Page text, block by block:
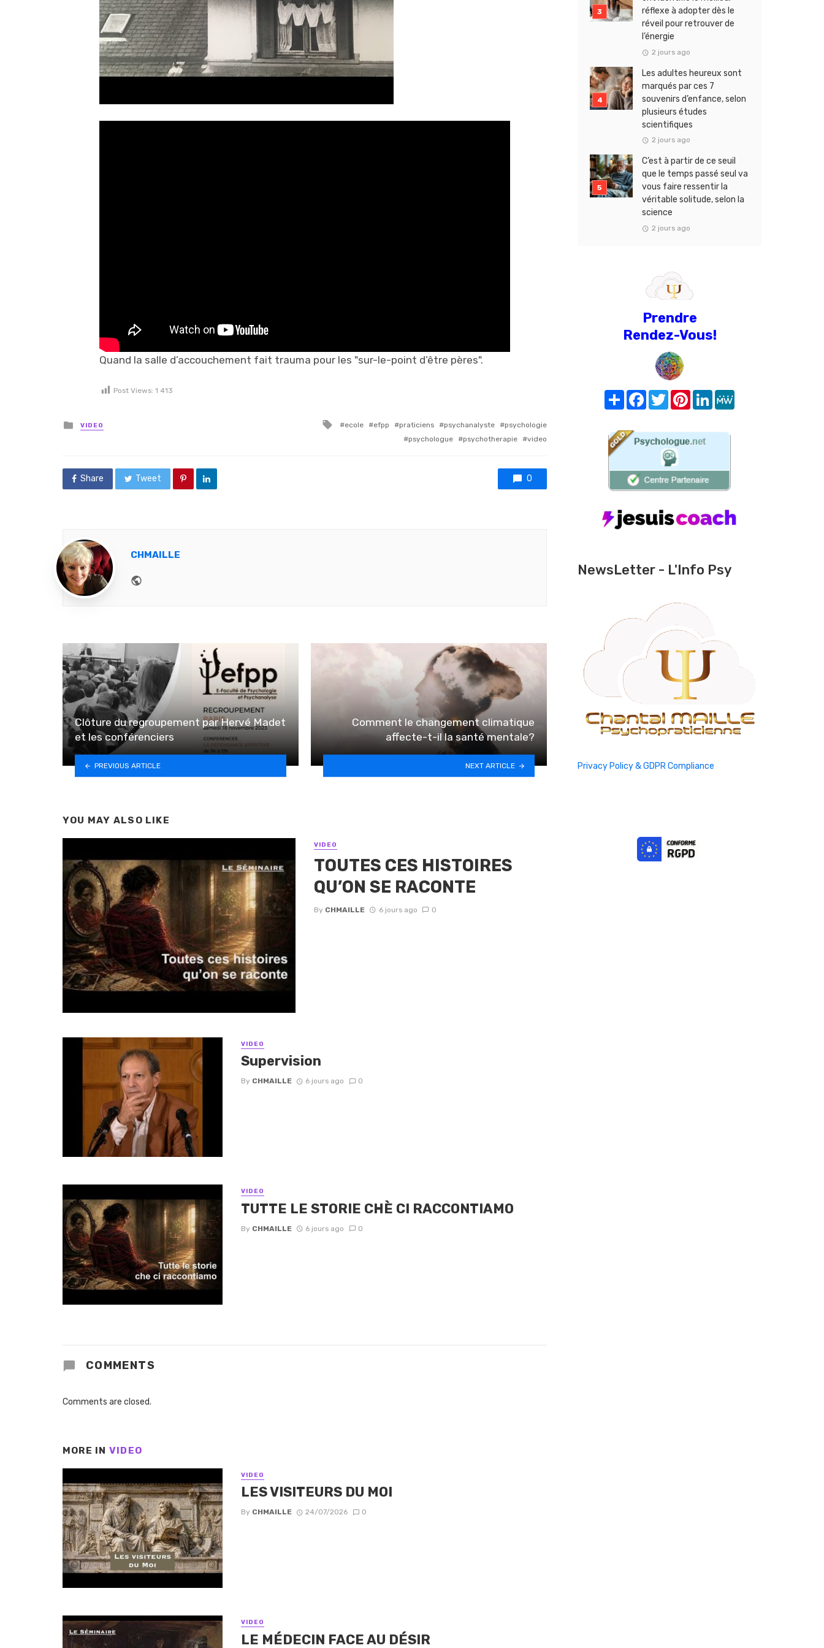
Quand la salle d’accouchement fait trauma pour les "sur-le-point d’être pères".
Post Views: 1 413
Posted in
VIDEO Tagged with
ecole efpp praticiens psychanalyste
psychologie
psychologue
psychotherapie video
Share Tweet 0
CHMAILLE
Clôture du regroupement par Hervé Madet
et les conférenciers
PREVIOUS ARTICLE
Comment le changement climatique
affecte-t-il la santé mentale?
NEXT ARTICLE
YOU MAY ALSO LIKE
VIDEO
TOUTES CES HISTOIRES
QU’ON SE RACONTE
By CHMAILLE 6 jours ago 0
VIDEO
Supervision
By CHMAILLE 6 jours ago 0
VIDEO
TUTTE LE STORIE CHÈ CI RACCONTIAMO
By CHMAILLE 6 jours ago 0
COMMENTS
Comments are closed.
MORE IN VIDEO
VIDEO
LES VISITEURS DU MOI
By CHMAILLE 24/07/2026 0
VIDEO
LE MÉDECIN FACE AU DÉSIR
réflexe à adopter dès le
réveil pour retrouver de
l’énergie
2 jours ago
Les adultes heureux sont
marqués par ces 7
souvenirs d’enfance, selon
plusieurs études
scientifiques
2 jours ago
C’est à partir de ce seuil
que le temps passé seul va
vous faire ressentir la
véritable solitude, selon la
science
2 jours ago
Prendre
Rendez-Vous!
Share FacebookTwitterPinterest
LinkedIn
NewsLetter - L'Info Psy
Privacy Policy & GDPR Compliance